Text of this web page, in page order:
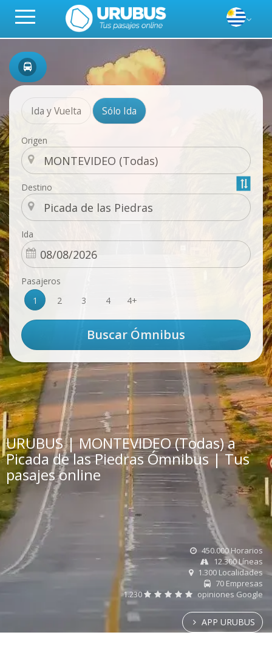
Ida y Vuelta Sólo Ida
Origen
Destino
Ida
Pasajeros
1
2 3 4 4+
URUBUS | MONTEVIDEO (Todas) a
Picada de las Piedras Ómnibus | Tus
pasajes online
450.000 Horarios
12.300 Líneas
1.300 Localidades
70 Empresas
1.230
opiniones Google
APP URUBUS